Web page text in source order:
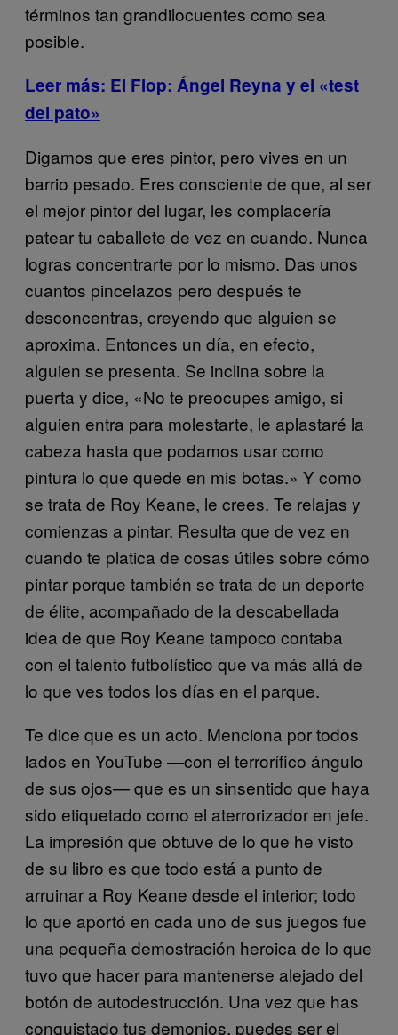
términos tan grandilocuentes como sea
posible.
Leer más: El Flop: Ángel Reyna y el «test
del pato»
Digamos que eres pintor, pero vives en un
barrio pesado. Eres consciente de que, al ser
el mejor pintor del lugar, les complacería
patear tu caballete de vez en cuando. Nunca
logras concentrarte por lo mismo. Das unos
cuantos pincelazos pero después te
desconcentras, creyendo que alguien se
aproxima. Entonces un día, en efecto,
alguien se presenta. Se inclina sobre la
puerta y dice, «No te preocupes amigo, si
alguien entra para molestarte, le aplastaré la
cabeza hasta que podamos usar como
pintura lo que quede en mis botas.» Y como
se trata de Roy Keane, le crees. Te relajas y
comienzas a pintar. Resulta que de vez en
cuando te platica de cosas útiles sobre cómo
pintar porque también se trata de un deporte
de élite, acompañado de la descabellada
idea de que Roy Keane tampoco contaba
con el talento futbolístico que va más allá de
lo que ves todos los días en el parque.
Te dice que es un acto. Menciona por todos
lados en YouTube —con el terrorífico ángulo
de sus ojos— que es un sinsentido que haya
sido etiquetado como el aterrorizador en jefe.
La impresión que obtuve de lo que he visto
de su libro es que todo está a punto de
arruinar a Roy Keane desde el interior; todo
lo que aportó en cada uno de sus juegos fue
una pequeña demostración heroica de lo que
tuvo que hacer para mantenerse alejado del
botón de autodestrucción. Una vez que has
conquistado tus demonios, puedes ser el